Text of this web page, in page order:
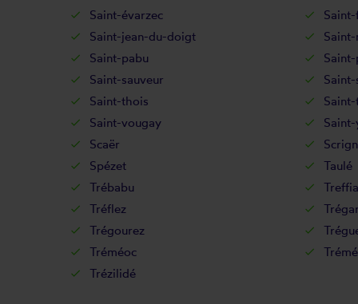
Saint-évarzec
Saint-jean-du-doigt
Saint-pabu
Saint-sauveur
Saint-thois
Saint-vougay
Scaër
Spézet
Taulé
Trébabu
Tréflez
Trégourez
Tréméoc
Trézilidé